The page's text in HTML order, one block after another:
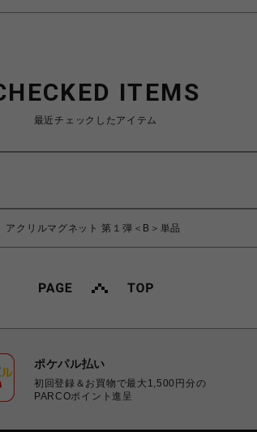
ITEMS
最近チェックしたアイテム
アクリルマグネット 第１弾＜B＞単品
ポケパル払い
初回登録＆お買物で最大1,500円分の
PARCOポイント進呈